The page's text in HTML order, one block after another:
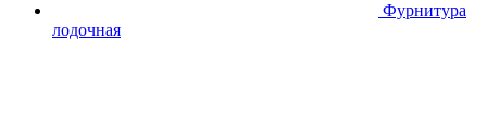
Фурнитура
лодочная